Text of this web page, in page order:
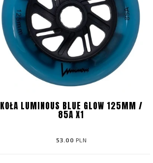
KOŁA LUMINOUS BLUE GLOW 125MM /
85A X1
53.00 PLN